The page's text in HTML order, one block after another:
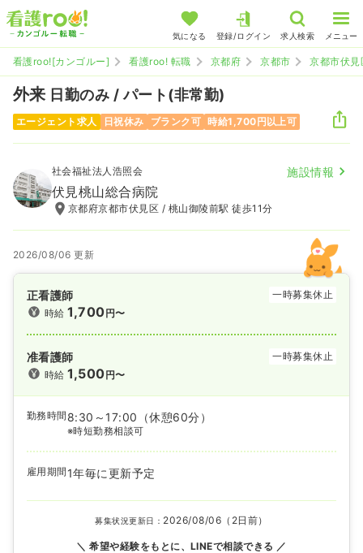
気になる 登録/ログイン 求人検索 メニュー
看護roo![カンゴルー] 看護roo! 転職 京都府 京都市 京都市伏見
外来 日勤のみ / パート(非常勤)
エージェント求人 日祝休み ブランク可 時給1,700円以上可
社会福祉法人浩照会 施設情報
伏見桃山総合病院
京都府京都市伏見区 / 桃山御陵前駅 徒歩11分
2026/08/06 更新
正看護師
一時募集休止
時給1,700円〜
准看護師
一時募集休止
時給1,500円〜
勤務時間 8:30～17:00 （休憩60分）
※時短勤務相談可
雇用期間 1年毎に更新予定
募集状況更新日： 2026/08/06（2日前）
希望や経験をもとに、LINEで相談できる